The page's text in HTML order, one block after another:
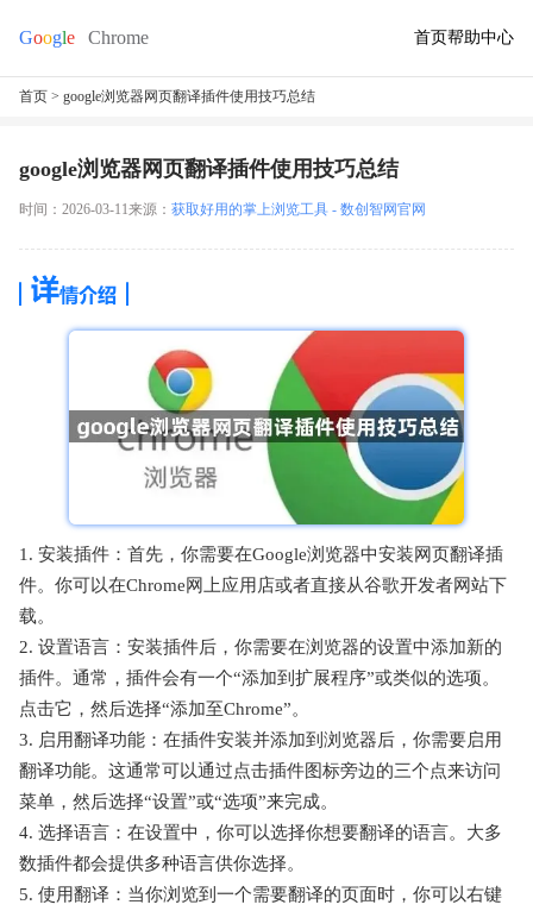
首页帮助中心
首页 > google浏览器网页翻译插件使用技巧总结
google浏览器网页翻译插件使用技巧总结
时间：2026-03-11来源： 获取好用的掌上浏览工具 - 数创智网官网
1. 安装插件：首先，你需要在Google浏览器中安装网页翻译插
件。你可以在Chrome网上应用店或者直接从谷歌开发者网站下
载。
2. 设置语言：安装插件后，你需要在浏览器的设置中添加新的
插件。通常，插件会有一个“添加到扩展程序”或类似的选项。
点击它，然后选择“添加至Chrome”。
3. 启用翻译功能：在插件安装并添加到浏览器后，你需要启用
翻译功能。这通常可以通过点击插件图标旁边的三个点来访问
菜单，然后选择“设置”或“选项”来完成。
4. 选择语言：在设置中，你可以选择你想要翻译的语言。大多
数插件都会提供多种语言供你选择。
5. 使用翻译：当你浏览到一个需要翻译的页面时，你可以右键